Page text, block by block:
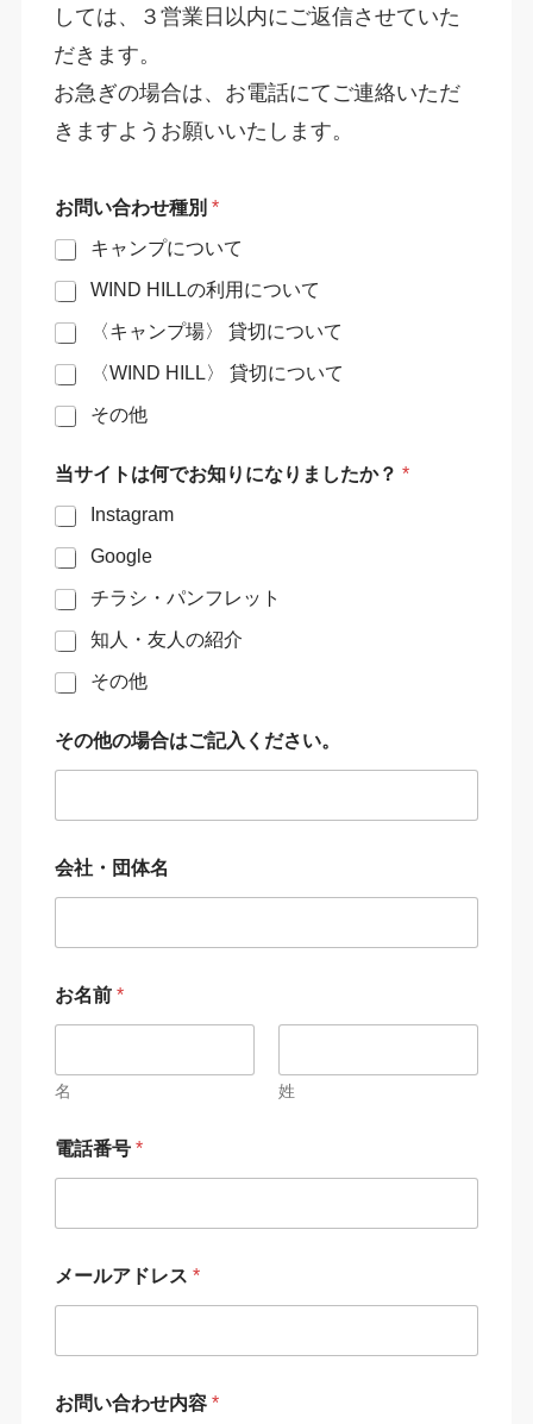
しては、３営業日以内にご返信させていた
だきます。
お急ぎの場合は、お電話にてご連絡いただ
きますようお願いいたします。
お問い合わせ種別 *
キャンプについて
WIND HILLの利用について
〈キャンプ場〉 貸切について
〈WIND HILL〉 貸切について
その他
当サイトは何でお知りになりましたか？ *
Instagram
Google
チラシ・パンフレット
知人・友人の紹介
その他
その他の場合はご記入ください。
名
前
会社・団体名
お名前 *
名 姓
電話番号 *
メールアドレス *
お問い合わせ内容 *